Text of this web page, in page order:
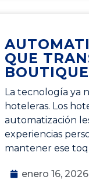
QUE
BOUTIQUE
La tecnología ya
hoteleras. Los
automatización
experiencias
mantener ese
enero 16, 2026